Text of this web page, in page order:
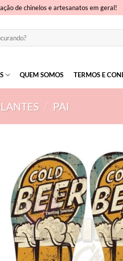
de chinelos e artesanatos em geral!
QUEM SOMOS TERMOS E
/ PAI